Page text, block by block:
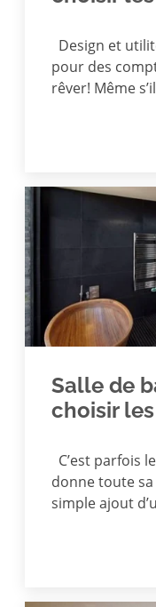
Design et
pour des
rêver! Même
Salle de
choisir
C’est parfois
donne toute
simple ajout